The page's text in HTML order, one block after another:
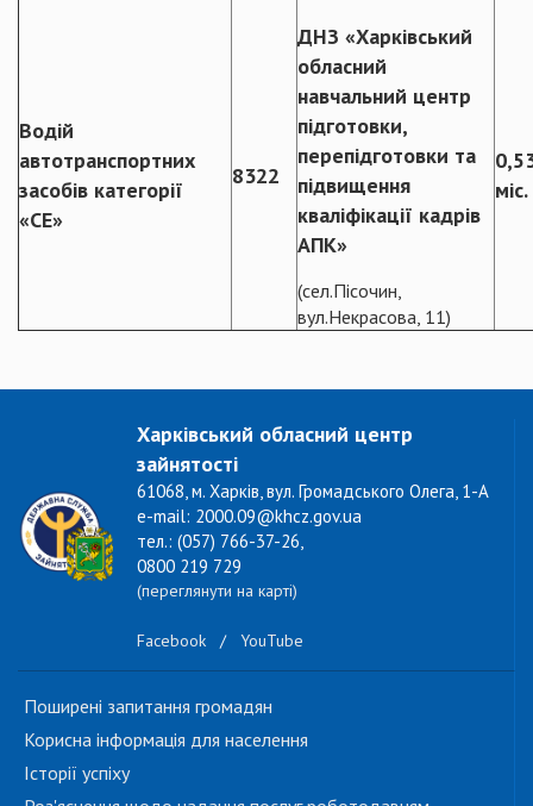
Водій
автотранспортних
засобів категорії
«СЕ»
8322
ДНЗ «Харківський
обласний
навчальний центр
підготовки,
перепідготовки та
підвищення
кваліфікації кадрів
АПК»
(сел.Пісочин,
вул.Некрасова, 11)
міс.
Харківський обласний центр
зайнятості
61068, м. Харків, вул. Громадського Олега, 1-А
e-mail: 2000.09@khcz.gov.ua
тел.: (057) 766-37-26,
0800 219 729
(переглянути на карті)
Facebook / YouTube
Поширені запитання громадян
Корисна інформація для населення
Історії успіху